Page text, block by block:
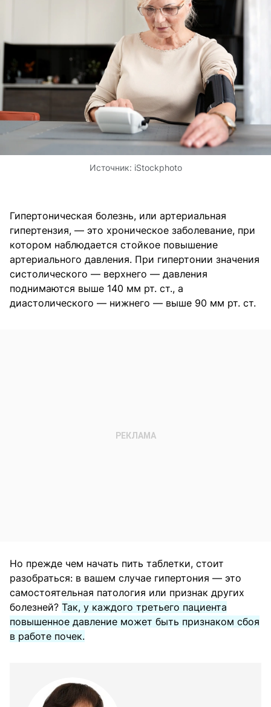
Источник: iStockphoto
Гипертоническая болезнь, или артериальная
гипертензия, — это хроническое заболевание, при
котором наблюдается стойкое повышение
артериального давления. При гипертонии значения
систолического — верхнего — давления
поднимаются выше 140 мм рт. ст., а
диастолического — нижнего — выше 90 мм рт. ст.
Но прежде чем начать пить таблетки, стоит
разобраться: в вашем случае гипертония — это
самостоятельная патология или признак других
болезней? Так, у каждого третьего пациента
повышенное давление может быть признаком сбоя
в работе почек.